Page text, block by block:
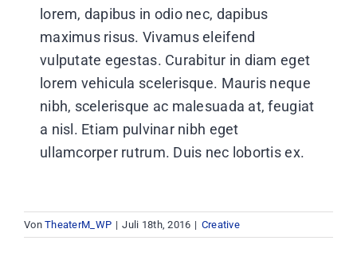
lorem, dapibus in odio nec, dapibus
maximus risus. Vivamus eleifend
vulputate egestas. Curabitur in diam eget
lorem vehicula scelerisque. Mauris neque
nibh, scelerisque ac malesuada at, feugiat
a nisl. Etiam pulvinar nibh eget
ullamcorper rutrum. Duis nec lobortis ex.
VonTheaterM_WP | Juli 18th, 2016 | Creative